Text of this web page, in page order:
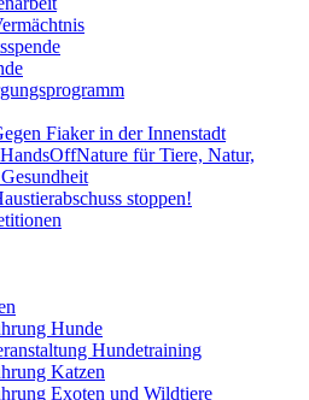
Fiaker in der Innenstadt
für Tiere, Natur,
stoppen!
Hunde
Hundetraining
Katzen
Exoten und Wildtiere